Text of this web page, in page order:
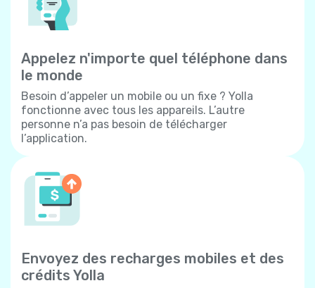
Appelez n'importe quel téléphone dans
le monde
Besoin d’appeler un mobile ou un fixe ? Yolla
fonctionne avec tous les appareils. L’autre
personne n’a pas besoin de télécharger
l’application.
Envoyez des recharges mobiles et des
crédits Yolla